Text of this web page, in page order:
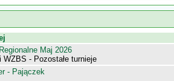
Maj 2026
WZBS - Pozostałe turnieje
- Pajączek